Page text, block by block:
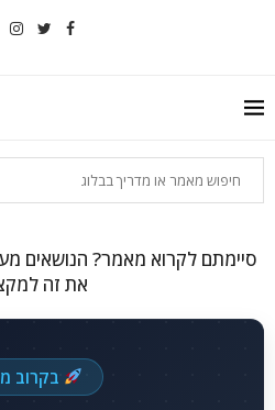
סיימתם לקרוא מאמר? הנושאים
את זה
בקרוב